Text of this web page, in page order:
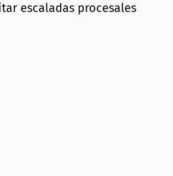
escaladas procesales